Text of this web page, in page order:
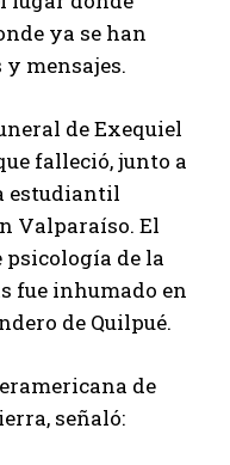
ya se han
y mensajes.
de Exequiel
falleció, junto a
estudiantil
Valparaíso. El
de la
fue inhumado en
de Quilpué.
de
señaló: